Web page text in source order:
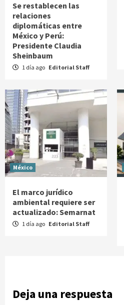
Se restablecen las
relaciones
diplomáticas entre
México y Perú:
Presidente Claudia
Sheinbaum
1 día ago Editorial Staff
México
El marco jurídico
ambiental requiere ser
actualizado: Semarnat
1 día ago Editorial Staff
Deja una respuesta